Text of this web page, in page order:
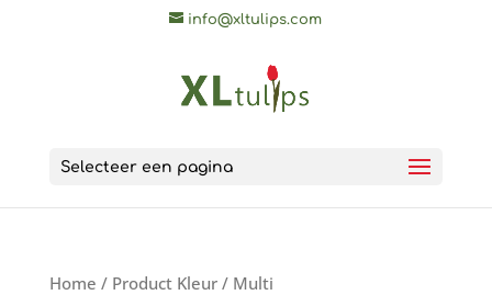
info@xltulips.com
Selecteer een pagina
Home / Product Kleur / Multi